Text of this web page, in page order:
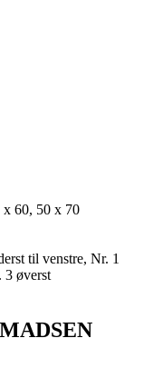
60, 50 x 70
til venstre, Nr. 1
3 øverst